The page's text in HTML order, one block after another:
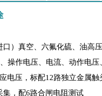
）真空、六氟化硫、油高
操作电压、电流、动作电
电压，标配12路独立金属触
，配6路合闸电阻测试